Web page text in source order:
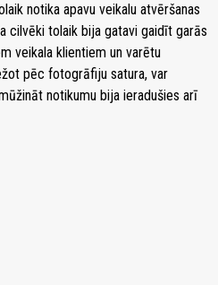
notika apavu veikalu atvēršanas
cilvēki tolaik bija gatavi gaidīt garās
veikala klientiem un varētu
pēc fotogrāfiju satura, var
notikumu bija ieradušies arī